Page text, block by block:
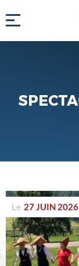
Le 27 JUIN 2026